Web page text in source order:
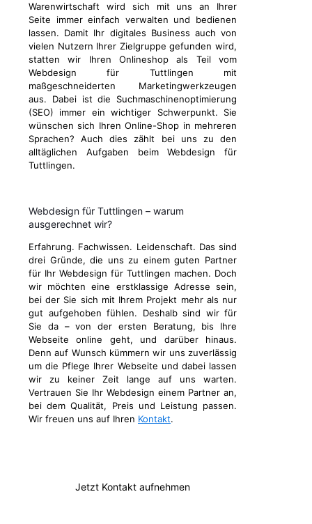
Warenwirtschaft wird sich mit uns an Ihrer
Seite immer einfach verwalten und bedienen
lassen. Damit Ihr digitales Business auch von
vielen Nutzern Ihrer Zielgruppe gefunden wird,
statten wir Ihren Onlineshop als Teil vom
Webdesign für Tuttlingen mit
maßgeschneiderten Marketingwerkzeugen
aus. Dabei ist die Suchmaschinenoptimierung
(SEO) immer ein wichtiger Schwerpunkt. Sie
wünschen sich Ihren Online-Shop in mehreren
Sprachen? Auch dies zählt bei uns zu den
alltäglichen Aufgaben beim Webdesign für
Tuttlingen.
Webdesign für Tuttlingen – warum
ausgerechnet wir?
Erfahrung. Fachwissen. Leidenschaft. Das sind
drei Gründe, die uns zu einem guten Partner
für Ihr Webdesign für Tuttlingen machen. Doch
wir möchten eine erstklassige Adresse sein,
bei der Sie sich mit Ihrem Projekt mehr als nur
gut aufgehoben fühlen. Deshalb sind wir für
Sie da – von der ersten Beratung, bis Ihre
Webseite online geht, und darüber hinaus.
Denn auf Wunsch kümmern wir uns zuverlässig
um die Pflege Ihrer Webseite und dabei lassen
wir zu keiner Zeit lange auf uns warten.
Vertrauen Sie Ihr Webdesign einem Partner an,
bei dem Qualität, Preis und Leistung passen.
Wir freuen uns auf Ihren Kontakt.
Jetzt Kontakt aufnehmen